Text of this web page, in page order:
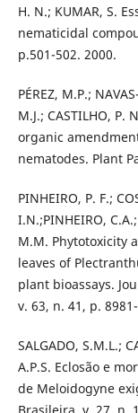
H. N.; KUMAR, S.
nematicidal
p.501-502. 2000.
PÉREZ, M.P.;
M.J.; CASTILHO,
organic
nematodes. Plant
PINHEIRO, P. F.;
I.N.;PINHEIRO,
M.M. Phytotoxicity
leaves of
plant bioassays.
v. 63, n. 41, p.
SALGADO, S.M.L.;
A.P.S. Eclosão e
de Meloidogyne